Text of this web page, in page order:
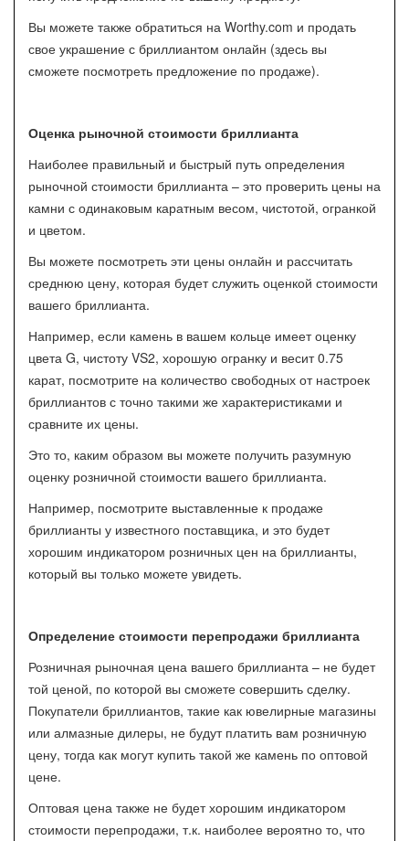
Вы можете также обратиться на Worthy.com и продать
свое украшение с бриллиантом онлайн (здесь вы
сможете посмотреть предложение по продаже).
Оценка рыночной стоимости бриллианта
Наиболее правильный и быстрый путь определения
рыночной стоимости бриллианта – это проверить цены на
камни с одинаковым каратным весом, чистотой, огранкой
и цветом.
Вы можете посмотреть эти цены онлайн и рассчитать
среднюю цену, которая будет служить оценкой стоимости
вашего бриллианта.
Например, если камень в вашем кольце имеет оценку
цвета G, чистоту VS2, хорошую огранку и весит 0.75
карат, посмотрите на количество свободных от настроек
бриллиантов с точно такими же характеристиками и
сравните их цены.
Это то, каким образом вы можете получить разумную
оценку розничной стоимости вашего бриллианта.
Например, посмотрите выставленные к продаже
бриллианты у известного поставщика, и это будет
хорошим индикатором розничных цен на бриллианты,
который вы только можете увидеть.
Определение стоимости перепродажи бриллианта
Розничная рыночная цена вашего бриллианта – не будет
той ценой, по которой вы сможете совершить сделку.
Покупатели бриллиантов, такие как ювелирные магазины
или алмазные дилеры, не будут платить вам розничную
цену, тогда как могут купить такой же камень по оптовой
цене.
Оптовая цена также не будет хорошим индикатором
стоимости перепродажи, т.к. наиболее вероятно то, что